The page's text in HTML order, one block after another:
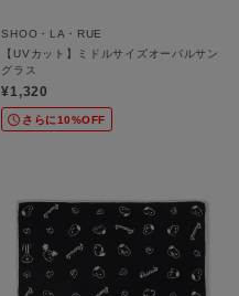
SHOO・LA・RUE
【UVカット】ミドルサイズオーバルサン
グラス
¥1,320
さらに10%OFF